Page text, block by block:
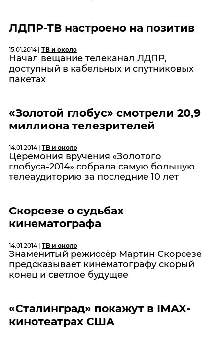
ЛДПР-ТВ настроено на позитив
15.01.2014 | ТВ и около
Начал вещание телеканал ЛДПР,
доступный в кабельных и спутниковых
пакетах
«Золотой глобус» смотрели 20,9
миллиона телезрителей
14.01.2014 | ТВ и около
Церемония вручения «Золотого
глобуса-2014» собрала самую большую
телеаудиторию за последние 10 лет
Скорсезе о судьбах
кинематографа
14.01.2014 | ТВ и около
Знаменитый режиссёр Мартин Скорсезе
предсказывает кинематографу скорый
конец и светлое будущее
«Сталинград» покажут в IMAX-
кинотеатрах США